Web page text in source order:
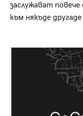
заслужават
към някъде другаде